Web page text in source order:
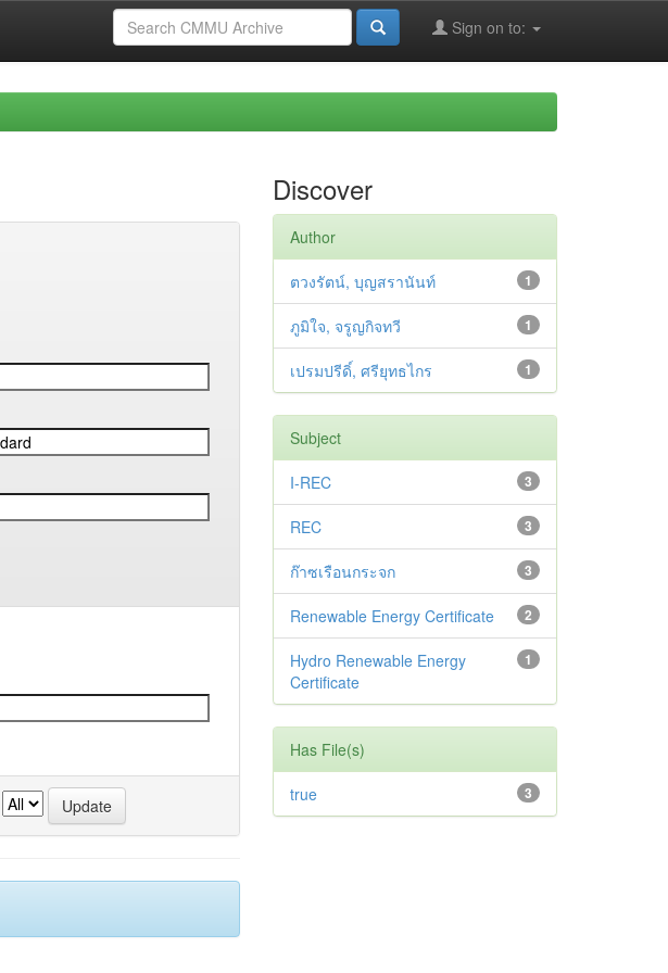
Sign on to:
Discover
Author
1
ตวงรัตน์, บุญสรานันท์
1
ภูมิใจ, จรูญกิจทวี
1
เปรมปรีดิ์, ศรียุทธไกร
Subject
3
I-REC
3
REC
3
ก๊าซเรือนกระจก
2
Renewable Energy Certificate
1
Hydro Renewable Energy
Certificate
Has File(s)
3
true